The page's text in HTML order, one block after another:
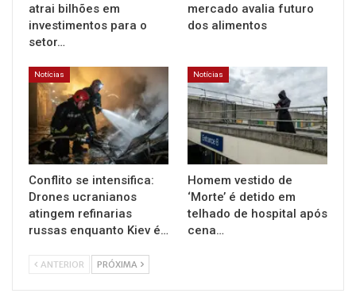
atrai bilhões em
investimentos para o
setor…
mercado avalia futuro
dos alimentos
Notícias
Conflito se intensifica:
Drones ucranianos
atingem refinarias
russas enquanto Kiev é…
Notícias
Homem vestido de
‘Morte’ é detido em
telhado de hospital após
cena…
ANTERIOR PRÓXIMA